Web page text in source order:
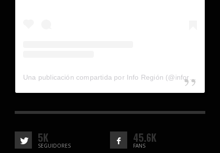
Una publicación compartida por Info Región (@inforegion_redes)
5K
SEGUIDORES
45.6K
FANS